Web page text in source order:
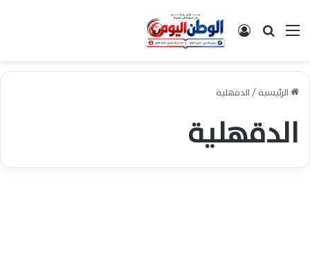
القائمةبحث عن تسجيل الدخول
الرئيسية/الدقهلية
الدقهلية